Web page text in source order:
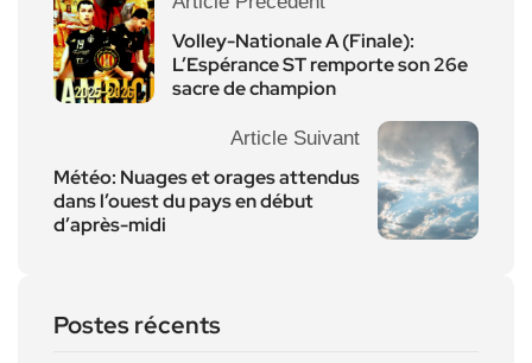
Volley-Nationale A (Finale):
L’Espérance ST remporte son 26e
sacre de champion
Article Suivant
Météo: Nuages et orages attendus
dans l’ouest du pays en début
d’après-midi
Postes récents